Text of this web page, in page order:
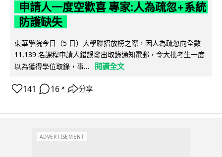
申請人一度空歡喜 專家:人為疏忽+系統
防護缺失
東華學院今日（5 日）大學聯招放榜之際，因人為疏忽向全數
11,139 名課程申請人錯誤發出取錄通知電郵，令大批考生一度
以為獲得學位取錄，事...
閱讀全文
141 16 ↗ 分享
ADVERTISEMENT